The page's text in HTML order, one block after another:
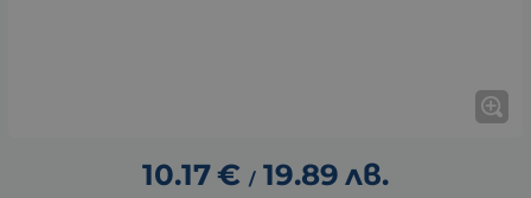
10.17€ / 19.89 лв.